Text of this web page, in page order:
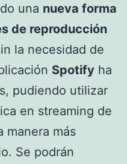
una nueva forma
de reproducción
la necesidad de
Spotify ha
pudiendo utilizar
en streaming de
manera más
Se podrán